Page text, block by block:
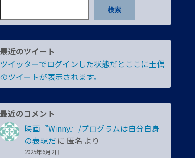
検索
最近のツイート
ツイッターでログインした状態だとここに土偶
のツイートが表示されます。
最近のコメント
映画『Winny』/プログラムは自分自身
の表現だ に 匿名 より
2025年6月2日